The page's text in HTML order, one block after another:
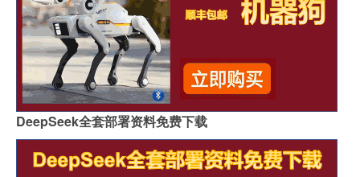
DeepSeek全套部署资料免费下载